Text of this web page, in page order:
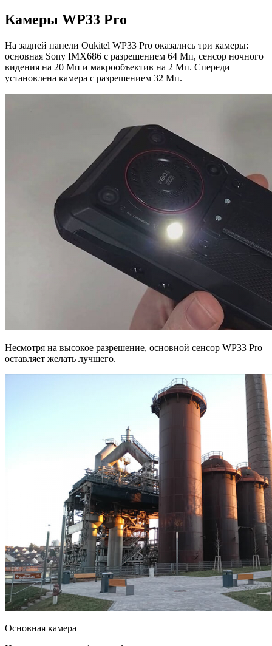
Камеры WP33 Pro
На задней панели Oukitel WP33 Pro оказались три камеры:
основная Sony IMX686 с разрешением 64 Мп, сенсор ночного
видения на 20 Мп и макрообъектив на 2 Мп. Спереди
установлена камера с разрешением 32 Мп.
Несмотря на высокое разрешение, основной сенсор WP33 Pro
оставляет желать лучшего.
Основная камера